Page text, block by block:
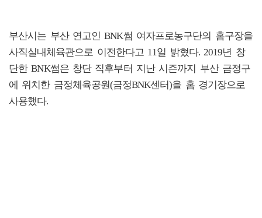
부산시는 부산 연고인 BNK썸 여자프로농구단의 홈구장을
사직실내체육관으로 이전한다고 11일 밝혔다. 2019년 창
단한 BNK썸은 창단 직후부터 지난 시즌까지 부산 금정구
에 위치한 금정체육공원(금정BNK센터)을 홈 경기장으로
사용했다.